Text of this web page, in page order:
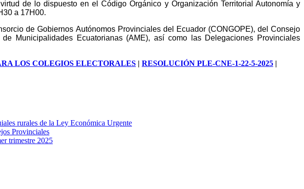
de lo dispuesto en el Código Orgánico y Organización Territorial Autonomía y
a 17H00.
de Gobiernos Autónomos Provinciales del Ecuador (CONGOPE), del Consejo
Municipalidades Ecuatorianas (AME), así como las Delegaciones Provinciales
LOS COLEGIOS ELECTORALES | RESOLUCIÓN PLE-CNE-1-22-5-2025 |
rurales de la Ley Económica Urgente
Provinciales
trimestre 2025